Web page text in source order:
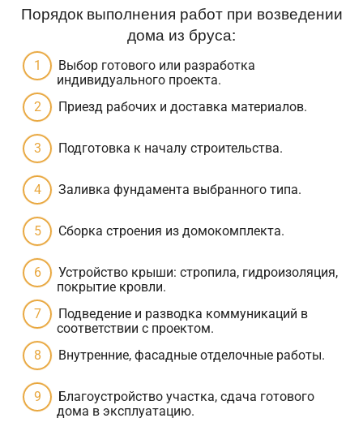
Порядок выполнения работ при возведении
дома из бруса:
Выбор готового или разработка
индивидуального проекта.
Приезд рабочих и доставка материалов.
Подготовка к началу строительства.
Заливка фундамента выбранного типа.
Сборка строения из домокомплекта.
Устройство крыши: стропила, гидроизоляция,
покрытие кровли.
Подведение и разводка коммуникаций в
соответствии с проектом.
Внутренние, фасадные отделочные работы.
Благоустройство участка, сдача готового
дома в эксплуатацию.